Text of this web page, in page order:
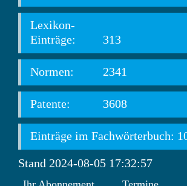
Lexikon-
Einträge:
313
Normen: 2341
Patente: 3608
Einträge im Fachwörterbuch:
Stand 2024-08-05 17:32:57